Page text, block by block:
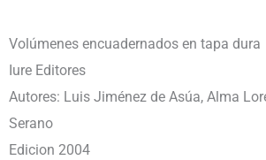
Volúmenes encuadernados en tapa dura
Iure Editores
Autores: Luis Jiménez de Asúa, Alma
Serano
Edicion 2004